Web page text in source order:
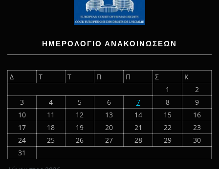
ΗΜΕΡΟΛΟΓΙΟ ΑΝΑΚΟΙΝΩΣΕΩΝ
Δ Τ Τ Π Π Σ
Κ
1
2
3
4 5 6 7 8
9
10
11 12 13 14 15
16
17
18 19 20 21 22
23
24
25 26 27 28 29
30
31